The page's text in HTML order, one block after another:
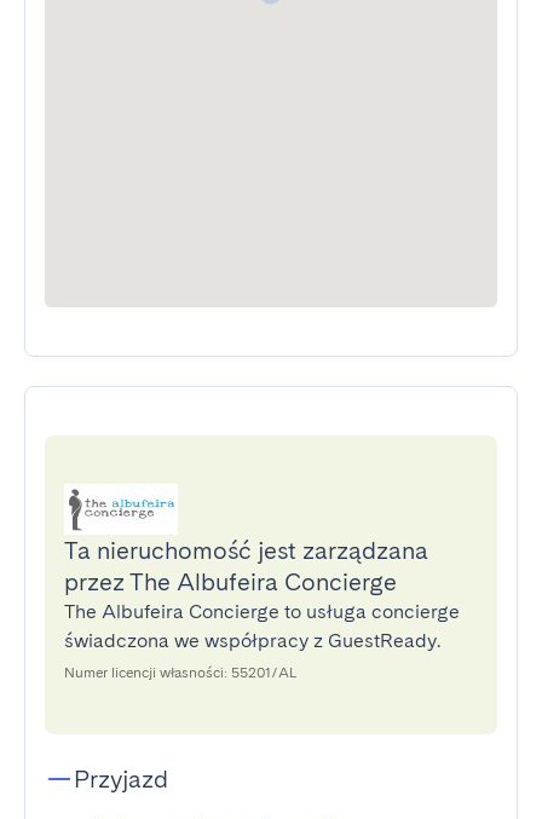
Ta nieruchomość jest zarządzana
przez The Albufeira Concierge
The Albufeira Concierge to usługa concierge
świadczona we współpracy z GuestReady.
Numer licencji własności: 55201/AL
Przyjazd